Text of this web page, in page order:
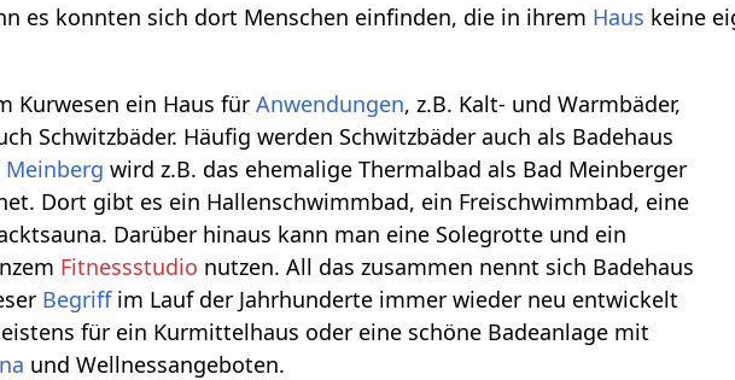
es konnten sich dort Menschen einfinden, die in ihrem Haus keine
Kurwesen ein Haus fürAnwendungen, z.B. Kalt- und Warmbäder,
Schwitzbäder. Häufig werden Schwitzbäder auch als Badehaus
Meinberg wird z.B. das ehemalige Thermalbad als Bad Meinberger
Dort gibt es ein Hallenschwimmbad, ein Freischwimmbad, eine
Darüber hinaus kann man eine Solegrotte und ein
Fitnessstudio nutzen. All das zusammen nennt sich Badehaus
Begriffim Lauf der Jahrhunderte immer wieder neu entwickelt
für ein Kurmittelhaus oder eine schöne Badeanlage mit
und Wellnessangeboten.